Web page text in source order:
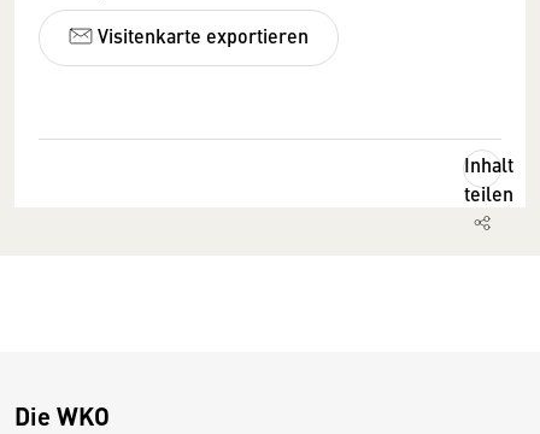
Visitenkarte exportieren
Inhalt
teilen
Die WKO